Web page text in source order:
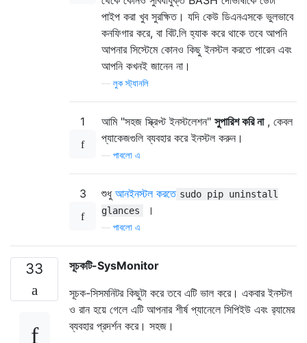
পাইপ করা খুব সুরক্ষিত। যদি কেউ ডিএনএসকে ভুলভাবে
কনফিগার করে, বা বিট.লি হ্যাক করে থাকে তবে আপনি
আপনার সিস্টেমে কোনও কিছু ইনস্টল করতে পারেন এবং
আপনি কখনই জানেন না।
লুক স্ট্যানলি
1 আমি "সহজ স্ক্রিপ্ট ইনস্টলেশন" সুপারিশ করি না, কেবল
প্যাকেজগুলি ব্যবহার করে ইনস্টল করুন।
পাবলো এ
3 শুধু আনইনস্টল করতে sudo pip uninstall
glances
।
পাবলো এ
33
সূচকটি-SysMonitor
সূচক-সিসমনিটর কিছুটা করে তবে এটি ভাল করে। একবার ইনস্টল
ও রান হয়ে গেলে এটি আপনার শীর্ষ প্যানেলে সিপিইউ এবং র‌্যামের
ব্যবহার প্রদর্শন করে। সহজ।